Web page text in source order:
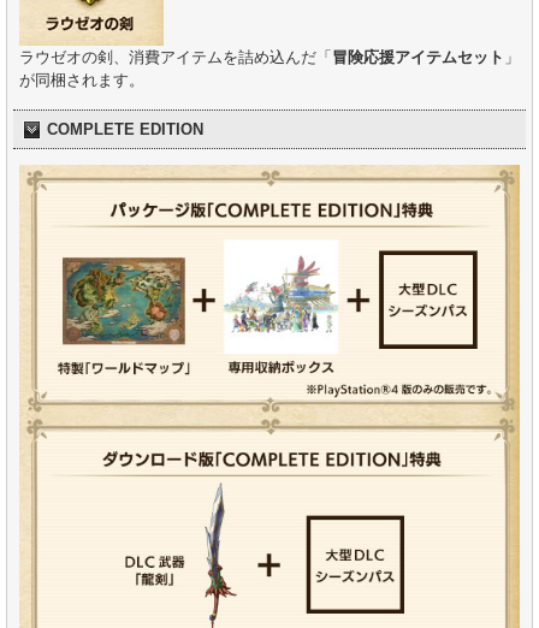
ラウゼオの剣、消費アイテムを詰め込んだ「 冒険応援アイテムセット 」
が同梱されます。
COMPLETE EDITION